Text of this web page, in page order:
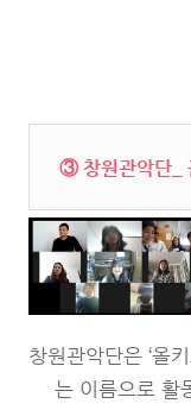
③ 창원관악단_
창원관악단은 ‘올
는 이름으로 활